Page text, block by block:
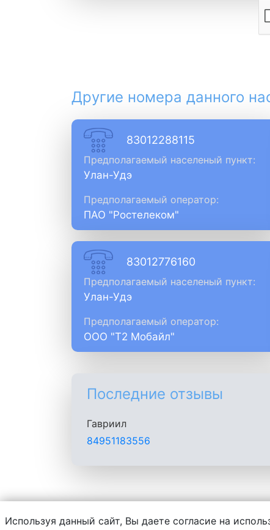
Другие номера данного
83012288115
Предполагаемый населеный пункт:
Улан-Удэ
Предполагаемый оператор:
ПАО "Ростелеком"
83012776160
Предполагаемый населеный пункт:
Улан-Удэ
Предполагаемый оператор:
ООО "Т2 Мобайл"
Последние отзывы
Гавриил
84951183556
Администрация сайта не несет
Используя данный сайт, Вы даете согласие на